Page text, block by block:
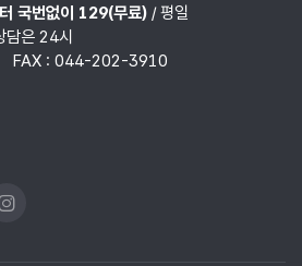
국번없이 129(무료)/ 평일
은 24시
FAX : 044-202-3910
블로그
인스타그램